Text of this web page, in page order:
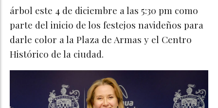
árbol este 4 de diciembre a las 5:30 pm como
parte del inicio de los festejos navideños para
darle color a la Plaza de Armas y el Centro
Histórico de la ciudad.